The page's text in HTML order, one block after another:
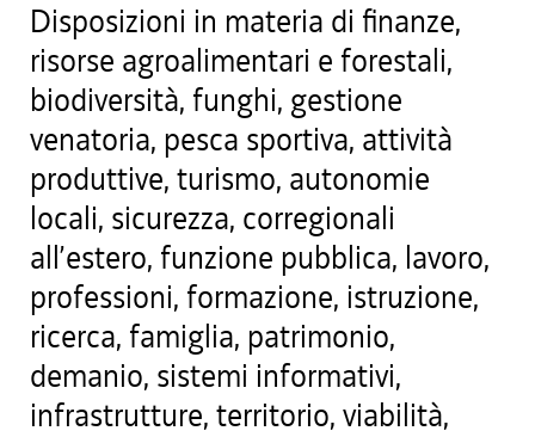
Disposizioni in materia di finanze,
risorse agroalimentari e forestali,
biodiversità, funghi, gestione
venatoria, pesca sportiva, attività
produttive, turismo, autonomie
locali, sicurezza, corregionali
all’estero, funzione pubblica, lavoro,
professioni, formazione, istruzione,
ricerca, famiglia, patrimonio,
demanio, sistemi informativi,
infrastrutture, territorio, viabilità,